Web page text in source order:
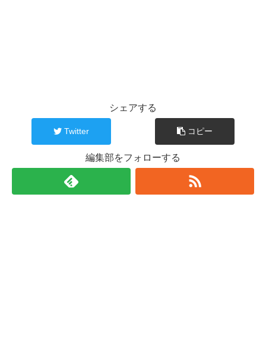
シェアする
Twitter コピー
編集部をフォローする